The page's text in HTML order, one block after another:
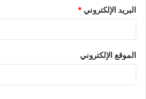
البريد الإلكتروني*
الموقع الإلكتروني